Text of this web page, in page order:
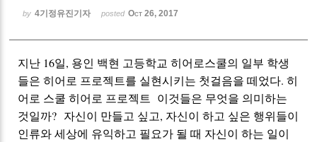
by 4기정유진기자 posted Oct 26, 2017
지난 16일, 용인 백현 고등학교 히어로스쿨의 일부 학생
들은 히어로 프로젝트를 실현시키는 첫걸음을 떼었다. 히
어로 스쿨 히어로 프로젝트 이것들은 무엇을 의미하는
것일까? 자신이 만들고 싶고, 자신이 하고 싶은 행위들이
인류와세상에 유익하고 필요가 될 때 자신이 하는 일이
Sketchbook5, 스케치북5